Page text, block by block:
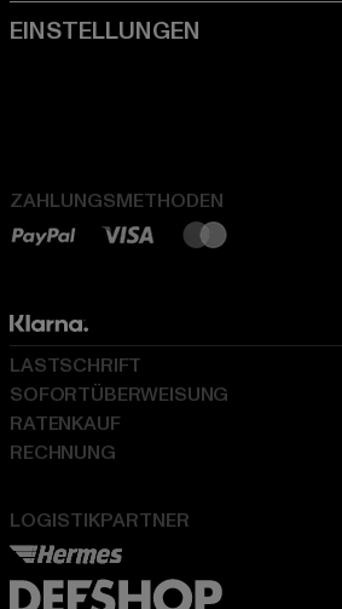
ZAHLUNGSMETHODEN
LOGISTIKPARTNER
LASTSCHRIFT
SOFORTÜBERWEISUNG
RATENKAUF
RECHNUNG